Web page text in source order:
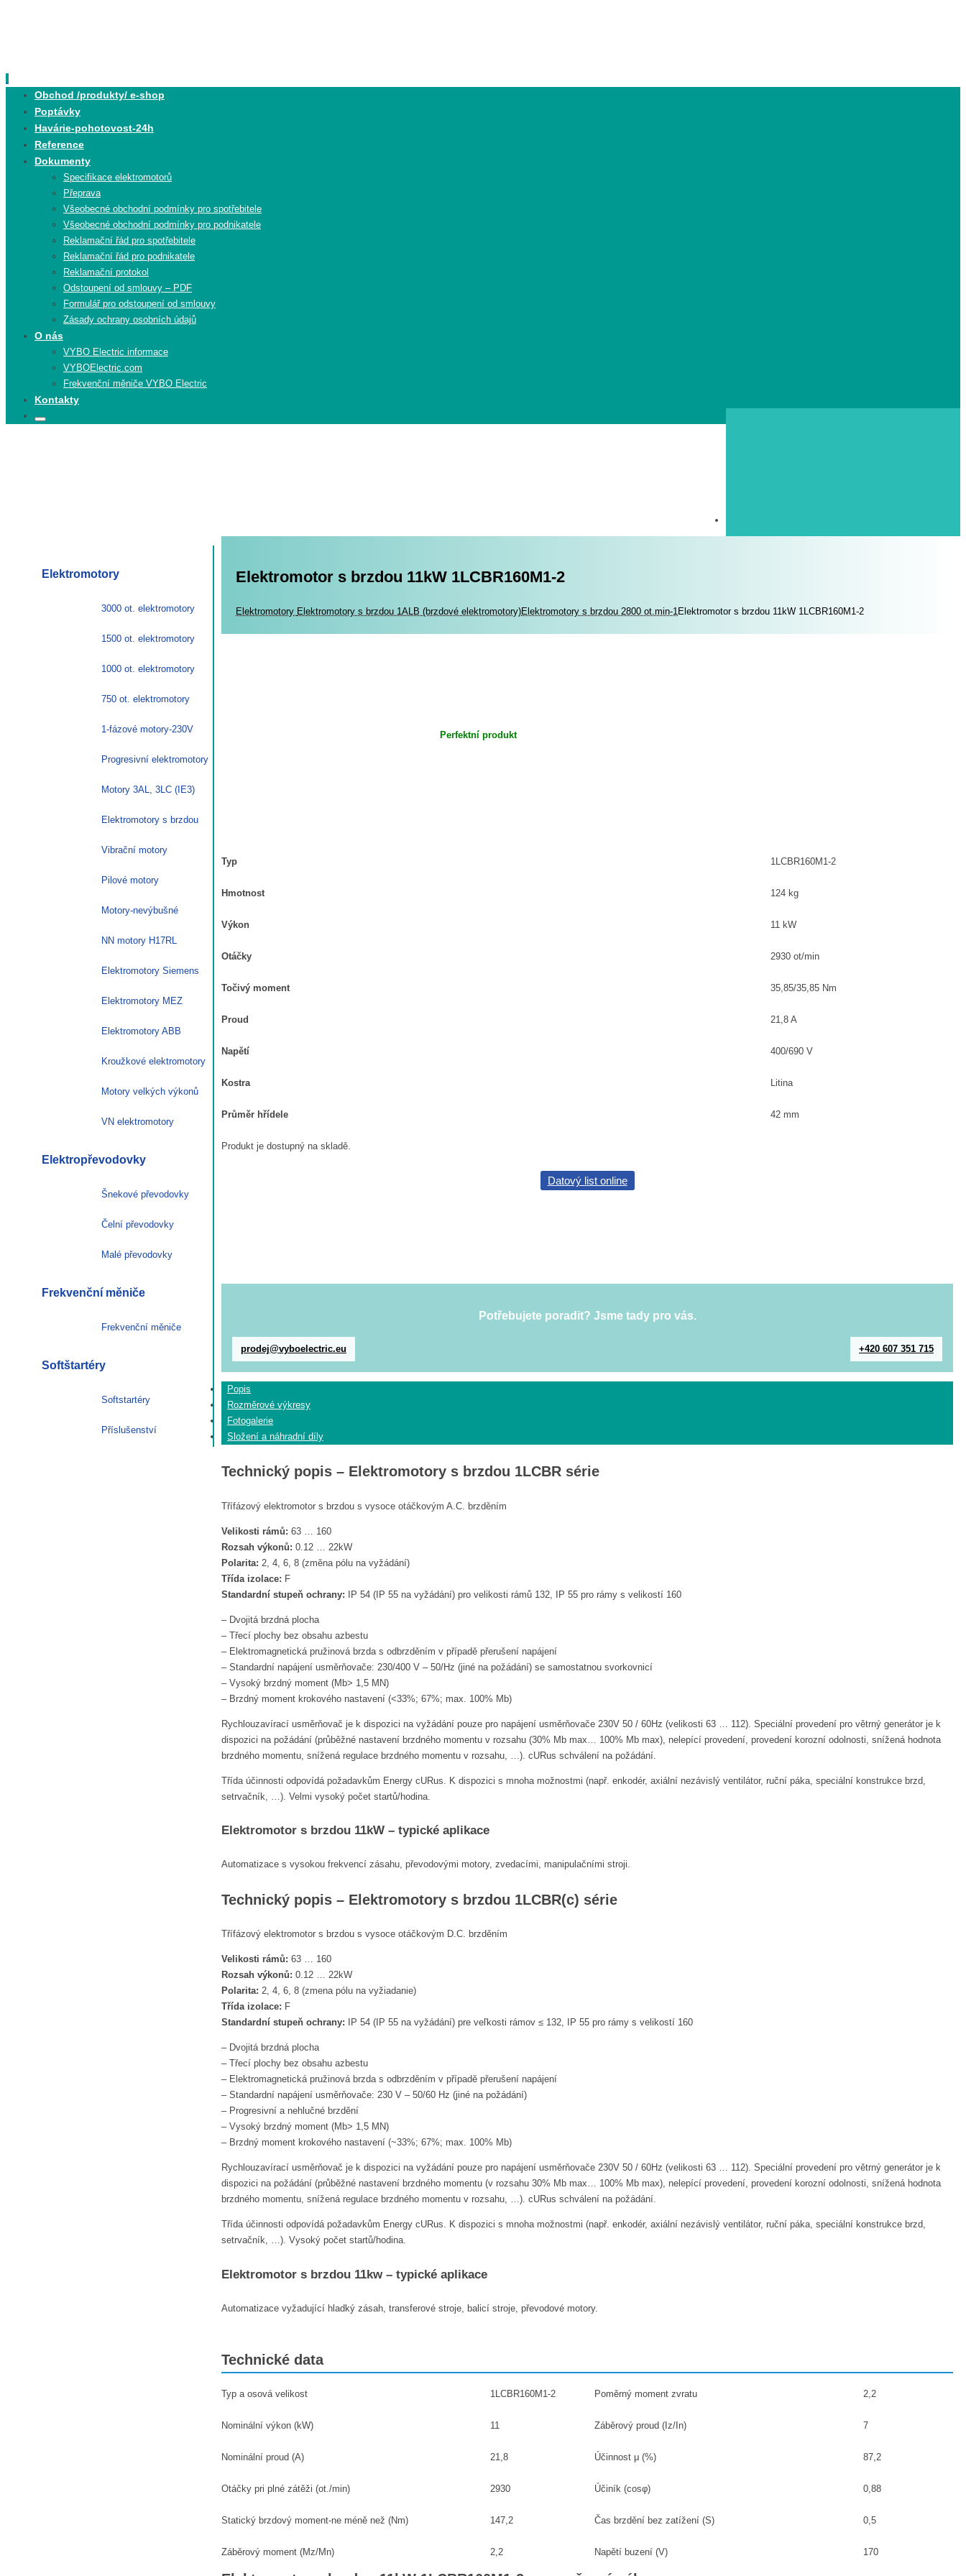
content
Obchod /produkty/ e-shop
Poptávky
Havárie-pohotovost-24h
Reference
Dokumenty
Specifikace elektromotorů
Přeprava
Všeobecné obchodní podmínky pro spotřebitele
Všeobecné obchodní podmínky pro podnikatele
Reklamační řád pro spotřebitele
Reklamační řád pro podnikatele
Reklamační protokol
Odstoupení od smlouvy – PDF
Formulář pro odstoupení od smlouvy
Zásady ochrany osobních údajů
O nás
VYBO Electric informace
VYBOElectric.com
Frekvenční měniče VYBO Electric
Kontakty
Search
Search
Elektromotor s brzdou 11kW 1LCBR160M1-2
Elektromotory Elektromotory
Elektromotory s brzdou 1ALB (brzdové elektromotory)Elektromotory s brzdou 2800 ot.min-1 Elektromotor s brzdou 11kW 1LCBR160M1-2
Perfektní produkt
Typ 1LCBR160M1-2
Hmotnost 124 kg
Výkon 11 kW
Otáčky 2930 ot/min
Točivý moment 35,85/35,85 Nm
Proud 21,8 A
Napětí 400/690 V
Kostra Litina
Průměr hřídele 42 mm
Produkt je dostupný na skladě.
Datový list online
Potřebujete poradit? Jsme tady pro vás.
prodej@vyboelectric.eu +420 607 351 715
Popis
Rozměrové výkresy
Fotogalerie
Složení a náhradní díly
Technický popis – Elektromotory s brzdou 1LCBR série
Třífázový elektromotor s brzdou s vysoce otáčkovým A.C. brzděním
Velikosti rámů: 63 … 160
Rozsah výkonů: 0.12 … 22kW
Polarita: 2, 4, 6, 8 (změna pólu na vyžádání)
Třída izolace: F
Standardní stupeň ochrany: IP 54 (IP 55 na vyžádání) pro velikosti rámů 132, IP 55 pro rámy s velikostí 160
– Dvojitá brzdná plocha
– Třecí plochy bez obsahu azbestu
– Elektromagnetická pružinová brzda s odbrzděním v případě přerušení napájení
– Standardní napájení usměrňovače: 230/400 V – 50/Hz (jiné na požádání) se samostatnou svorkovnicí
– Vysoký brzdný moment (Mb> 1,5 MN)
– Brzdný moment krokového nastavení (<33%; 67%; max. 100% Mb)
Rychlouzavírací usměrňovač je k dispozici na vyžádání pouze pro napájení usměrňovače 230V 50 / 60Hz (velikosti 63 … 112). Speciální provedení pro větrný generátor je k
dispozici na požádání (průběžné nastavení brzdného momentu v rozsahu (30% Mb max… 100% Mb max), nelepící provedení, provedení korozní odolnosti, snížená hodnota
brzdného momentu, snížená regulace brzdného momentu v rozsahu, …). cURus schválení na požádání.
Třída účinnosti odpovídá požadavkům Energy cURus. K dispozici s mnoha možnostmi (např. enkodér, axiální nezávislý ventilátor, ruční páka, speciální konstrukce brzd,
setrvačník, …). Velmi vysoký počet startů/hodina.
Elektromotor s brzdou 11kW – typické aplikace
Automatizace s vysokou frekvencí zásahu, převodovými motory, zvedacími, manipulačními stroji.
Technický popis – Elektromotory s brzdou 1LCBR(c) série
Třífázový elektromotor s brzdou s vysoce otáčkovým D.C. brzděním
Velikosti rámů: 63 … 160
Rozsah výkonů: 0.12 … 22kW
Polarita: 2, 4, 6, 8 (zmena pólu na vyžiadanie)
Třída izolace: F
Standardní stupeň ochrany: IP 54 (IP 55 na vyžádání) pre veľkosti rámov ≤ 132, IP 55 pro rámy s velikostí 160
– Dvojitá brzdná plocha
– Třecí plochy bez obsahu azbestu
– Elektromagnetická pružinová brzda s odbrzděním v případě přerušení napájení
– Standardní napájení usměrňovače: 230 V – 50/60 Hz (jiné na požádání)
– Progresivní a nehlučné brzdění
– Vysoký brzdný moment (Mb> 1,5 MN)
– Brzdný moment krokového nastavení (~33%; 67%; max. 100% Mb)
Rychlouzavírací usměrňovač je k dispozici na vyžádání pouze pro napájení usměrňovače 230V 50 / 60Hz (velikosti 63 … 112). Speciální provedení pro větrný generátor je k
dispozici na požádání (průběžné nastavení brzdného momentu (v rozsahu 30% Mb max… 100% Mb max), nelepící provedení, provedení korozní odolnosti, snížená hodnota
brzdného momentu, snížená regulace brzdného momentu v rozsahu, …). cURus schválení na požádání.
Třída účinnosti odpovídá požadavkům Energy cURus. K dispozici s mnoha možnostmi (např. enkodér, axiální nezávislý ventilátor, ruční páka, speciální konstrukce brzd,
setrvačník, …). Vysoký počet startů/hodina.
Elektromotor s brzdou 11kw – typické aplikace
Automatizace vyžadující hladký zásah, transferové stroje, balicí stroje, převodové motory.
Technické data
Typ a osová velikost 1LCBR160M1-2
Nominální výkon (kW) 11
Nominální proud (A) 21,8
Otáčky pri plné zátěži (ot./min) 2930
Statický brzdový moment-ne méně než (Nm) 147,2
Záběrový moment (Mz/Mn) 2,2
Poměrný moment zvratu 2,2
Záběrový proud (Iz/In) 7
Účinnost μ (%) 87,2
Účiník (cosφ) 0,88
Čas brzdění bez zatížení (S) 0,5
Napětí buzení (V) 170
Elektromotory
3000 ot. elektromotory
1500 ot. elektromotory
1000 ot. elektromotory
750 ot. elektromotory
1-fázové motory-230V
Progresivní elektromotory
Motory 3AL, 3LC (IE3)
Elektromotory s brzdou
Vibrační motory
Pilové motory
Motory-nevýbušné
NN motory H17RL
Elektromotory Siemens
Elektromotory MEZ
Elektromotory ABB
Kroužkové elektromotory
Motory velkých výkonů
VN elektromotory
Elektropřevodovky
Šnekové převodovky
Čelní převodovky
Malé převodovky
Frekvenční měniče
Frekvenční měniče
Softštartéry
Softstartéry
Příslušenství